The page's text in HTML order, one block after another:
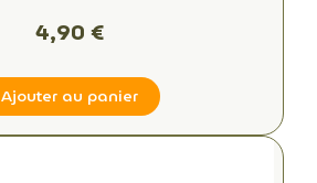
4,90 €
Ajouter au panier